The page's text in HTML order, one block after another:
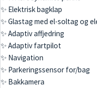
✨ Elektrisk bagklap
✨ Glastag med el-soltag og
✨ Adaptiv affjedring
✨ Adaptiv fartpilot
✨ Navigation
✨ Parkeringssensor for/bag
✨ Bakkamera